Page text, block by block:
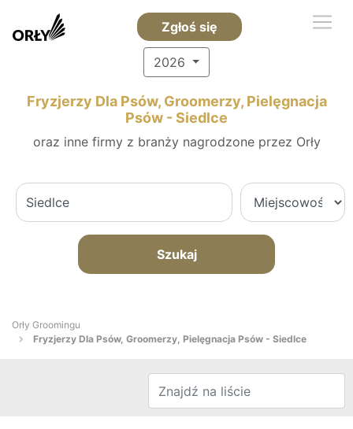
Zgłoś się
2026
Fryzjerzy Dla Psów, Groomerzy, Pielęgnacja
Psów - Siedlce
oraz inne firmy z branży nagrodzone przez Orły
Szukaj
Orły Groomingu
Fryzjerzy Dla Psów, Groomerzy, Pielęgnacja Psów - Siedlce